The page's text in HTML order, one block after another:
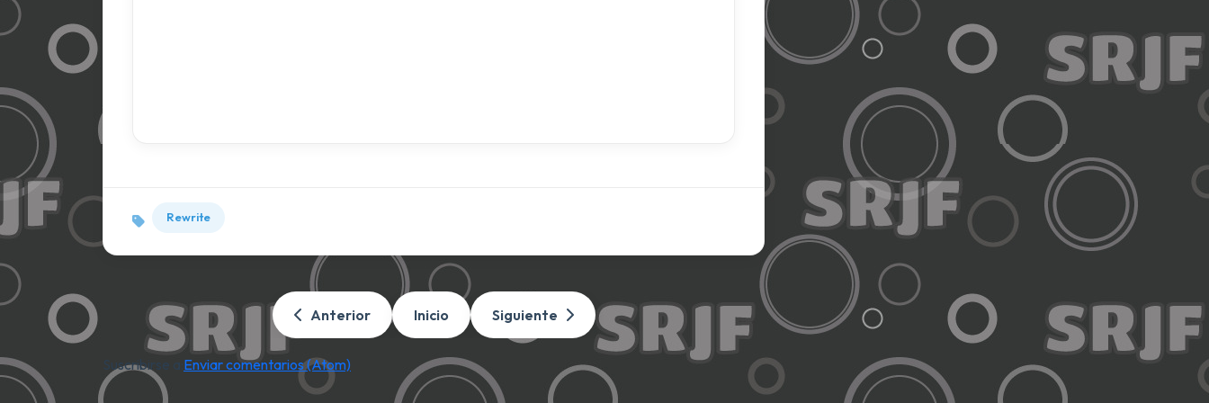
Rewrite
Anterior Inicio Siguiente
Suscribirse a:Enviar comentarios (Atom)